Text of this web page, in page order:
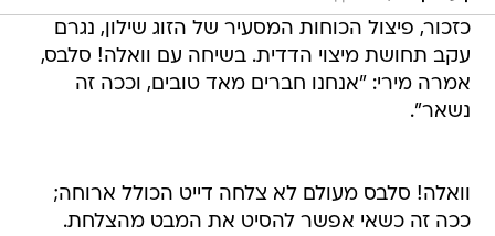
כזכור, פיצול הכוחות המסעיר של הזוג שילון, נגרם
עקב תחושת מיצוי הדדית. בשיחה עם וואלה! סלבס,
אמרה מירי: "אנחנו חברים מאד טובים, וככה זה
נשאר".
וואלה! סלבס מעולם לא צלחה דייט הכולל ארוחה;
ככה זה כשאי אפשר להסיט את המבט מהצלחת.